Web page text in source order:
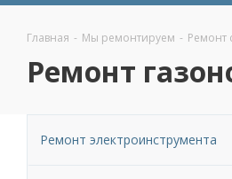
Главная - Мы ремонтируем - Ремонт
Ремонт
Ремонт электроинструмента